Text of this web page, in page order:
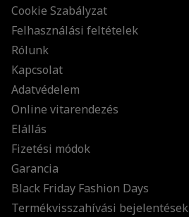
Cookie Szabályzat
Felhasználási feltételek
Rólunk
Kapcsolat
Adatvédelem
Online vitarendezés
Elállás
Fizetési módok
Garancia
Black Friday Fashion Days
Termékvisszahívási bejelentések